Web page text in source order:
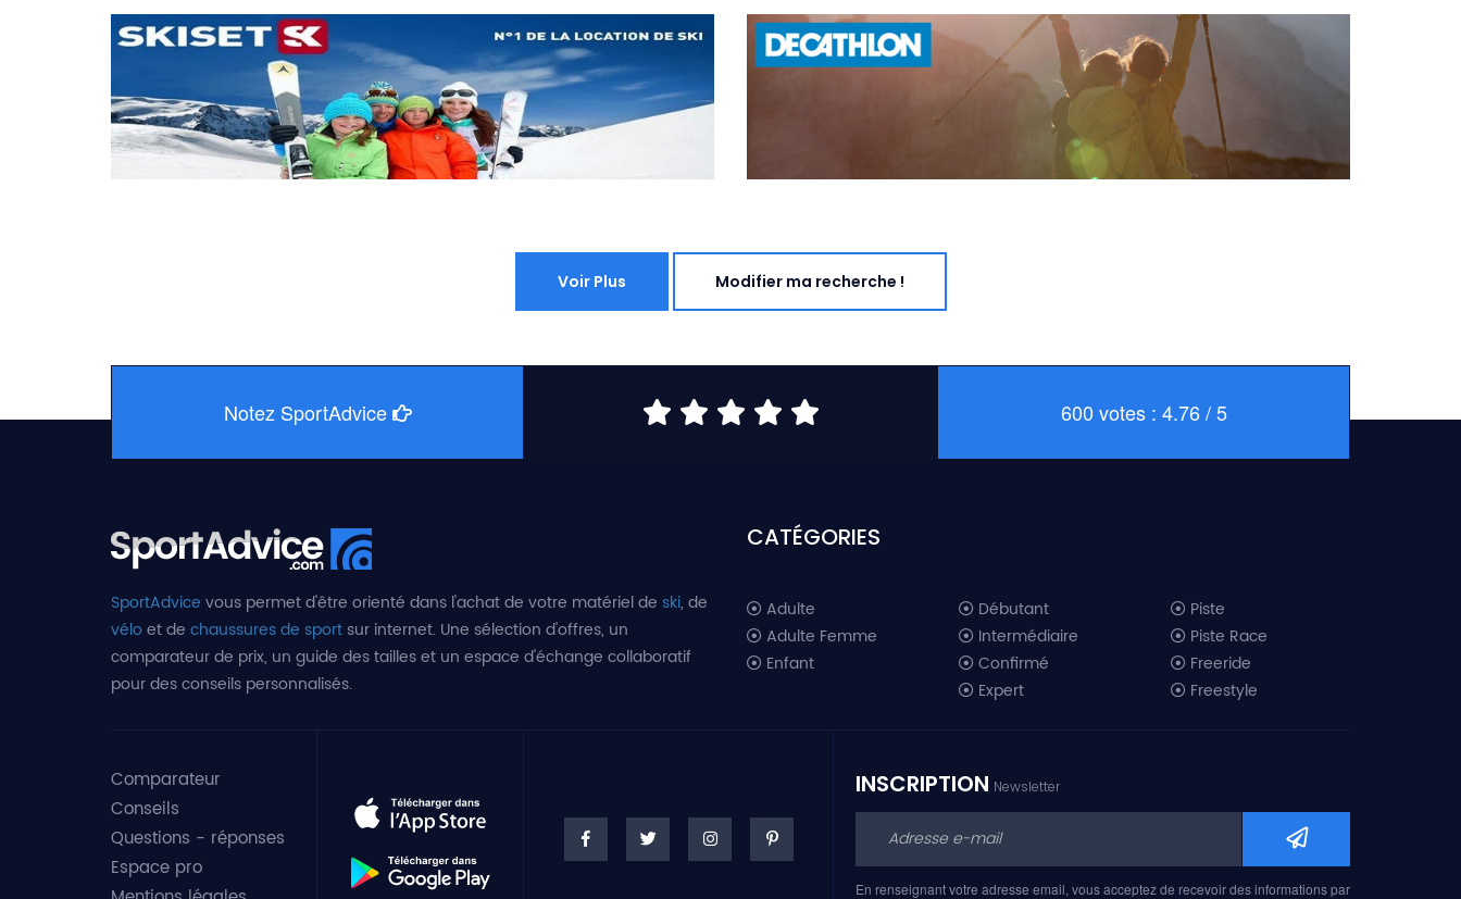
Voir Plus Modifier ma recherche !
Notez SportAdvice 600 votes : 4.76 / 5
SportAdvice vous permet d'être orienté dans l'achat de votre matériel de ski, de
véloet de chaussures de sportsur internet. Une sélection d'offres, un
comparateur de prix, un guide des tailles et un espace d'échange collaboratif
pour des conseils personnalisés.
CATÉGORIES
Adulte
Adulte Femme
Enfant
Débutant
Intermédiaire
Confirmé
Expert
Piste
Piste Race
Freeride
Freestyle
Ski freeride 2019
Ski freestyle 2019
Comparateur
Conseils
Questions - réponses
Espace pro
INSCRIPTION Newsletter
En renseignant votre adresse email, vous acceptez de recevoir des informations par